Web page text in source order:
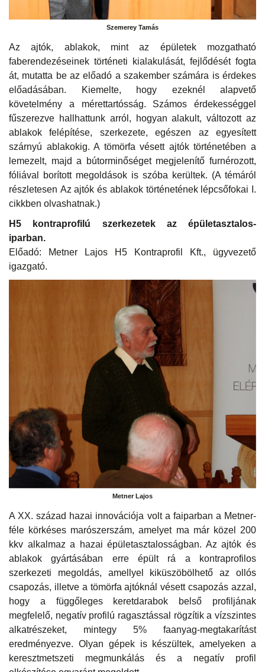
Szemerey Tamás
Az ajtók, ablakok, mint az épületek mozgatható
faberendezéseinek történeti kialakulását, fejlődését fogta
át, mutatta be az előadó a szakember számára is érdekes
előadásában. Kiemelte, hogy ezeknél alapvető
követelmény a mérettartósság. Számos érdekességgel
fűszerezve hallhattunk arról, hogyan alakult, változott az
ablakok felépítése, szerkezete, egészen az egyesített
szárnyú ablakokig. A tömörfa vésett ajtók történetében a
lemezelt, majd a bútorminőséget megjelenítő furnérozott,
fóliával borított megoldások is szóba kerültek. (A témáról
részletesen Az ajtók és ablakok történetének lépcsőfokai I.
cikkben olvashatnak.)
H5 kontraprofilú szerkezetek az épületasztalos-
iparban.
Előadó: Metner Lajos H5 Kontraprofil Kft., ügyvezető
igazgató.
Metner Lajos
A XX. század hazai innovációja volt a faiparban a Metner-
féle körkéses marószerszám, amelyet ma már közel 200
kkv alkalmaz a hazai épületasztalosságban. Az ajtók és
ablakok gyártásában erre épült rá a kontraprofilos
szerkezeti megoldás, amellyel kiküszöbölhető az ollós
csapozás, illetve a tömörfa ajtóknál vésett csapozás azzal,
hogy a függőleges keretdarabok belső profiljának
megfelelő, negatív profilú ragasztással rögzítik a vízszintes
alkatrészeket, mintegy 5% faanyag-megtakarítást
eredményezve. Olyan gépek is készültek, amelyeken a
keresztmetszeti megmunkálás és a negatív profil